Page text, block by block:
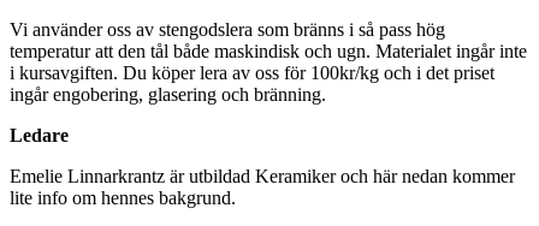
Vi använder oss av stengodslera som bränns i så pass hög
temperatur att den tål både maskindisk och ugn. Materialet ingår inte
i kursavgiften. Du köper lera av oss för 100kr/kg och i det priset
ingår engobering, glasering och bränning.
Ledare
Emelie Linnarkrantz är utbildad Keramiker och här nedan kommer
lite info om hennes bakgrund.